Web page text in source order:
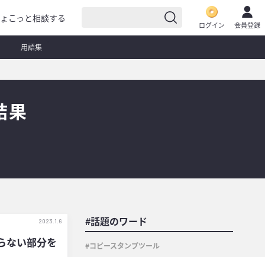
こっと相談する
ログイン 会員登録
用語集
果
ない部分を
2023.1.6 #話題のワード
コピースタンプツール